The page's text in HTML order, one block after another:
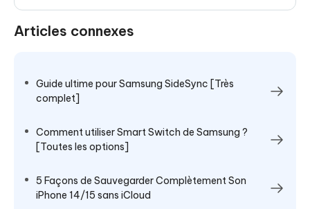
Articles connexes
Guide ultime pour Samsung SideSync [Très
complet]
Comment utiliser Smart Switch de Samsung ?
[Toutes les options]
5 Façons de Sauvegarder Complètement Son
iPhone 14/15 sans iCloud